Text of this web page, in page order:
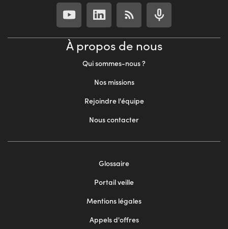
À propos de nous
Qui sommes-nous ?
Nos missions
Rejoindre l'équipe
Nous contacter
Glossaire
Portail veille
Mentions légales
Appels d'offres